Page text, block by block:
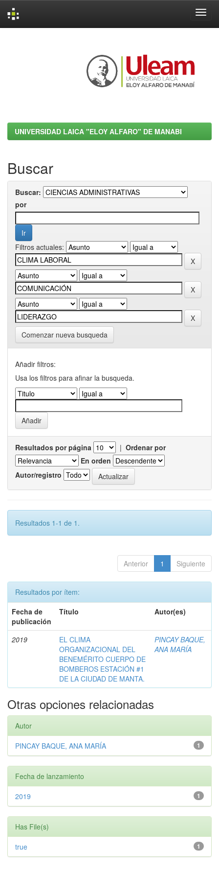
UNIVERSIDAD LAICA "ELOY ALFARO" DE MANABI
Buscar
Buscar:
por
Filtros actuales:
Comenzar nueva busqueda
Añadir filtros:
Usa los filtros para afinar la busqueda.
Resultados por página | Ordenar por
En orden
Autor/registro
Resultados 1-1 de 1.
Anterior 1 Siguiente
Resultados por ítem:
Fecha de
publicación
Título Autor(es)
2019
EL CLIMA
ORGANIZACIONAL DEL
BENEMÉRITO CUERPO DE
BOMBEROS ESTACIÓN #1
DE LA CIUDAD DE MANTA.
PINCAY BAQUE,
ANA MARÍA
Otras opciones relacionadas
Autor
1
PINCAY BAQUE, ANA MARÍA
Fecha de lanzamiento
1
2019
Has File(s)
1
true